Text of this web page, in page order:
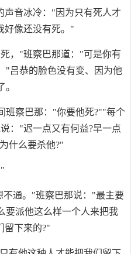
声音冰冷："因为只有死人才
好像还没有死。"
，"班察巴那道："可是你有
"吕恭的脸色没有变、因为他
班察巴那："你要他死?""每个
："迟一点又有何益?早一点
什么要杀他?"
通。"班察巴那说："最主要
要派他这么样一个人来把我
留下来的?"